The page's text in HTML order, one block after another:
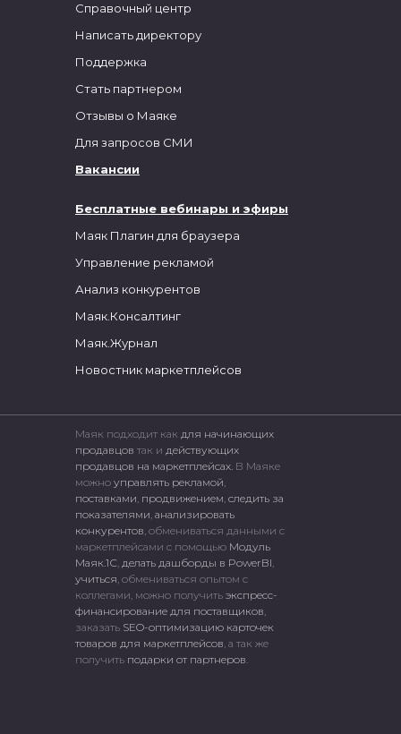
Бесплатные вебинары и эфиры
Маяк Плагин для браузера
Управление рекламой
Анализ конкурентов
Маяк.Консалтинг
Маяк.Журнал
Новостник маркетплейсов
Справочный центр
Написать директору
Поддержка
Стать партнером
Отзывы о Маяке
Для запросов СМИ
Вакансии
Маяк подходит как для начинающих
продавцов так и действующих
продавцов на маркетплейсах. В Маяке
можно управлять рекламой,
поставками, продвижением, следить за
показателями, анализировать
конкурентов, обмениваться данными с
маркетплейсами c помощью Модуль
Маяк.1С, делать дашборды в PowerBI,
учиться, обмениваться опытом с
коллегами, можно получить экспресс-
финансирование для поставщиков,
заказать SEO-оптимизацию карточек
товаров для маркетплейсов, а так же
получить подарки от партнеров.